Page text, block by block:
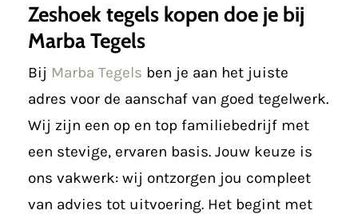
Zeshoek tegels kopen doe je bij
Marba Tegels
Bij Marba Tegels ben je aan het juiste
adres voor de aanschaf van goed tegelwerk.
Wij zijn een op en top familiebedrijf met
een stevige, ervaren basis. Jouw keuze is
ons vakwerk: wij ontzorgen jou compleet
van advies tot uitvoering. Het begint met